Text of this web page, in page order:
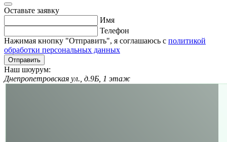
Оставьте заявку
Имя
Телефон
Нажимая кнопку "Отправить", я соглашаюсь с политикой
обработки персональных данных
Отправить
Наш шоурум:
Днепропетровская ул., д.9Б, 1 этаж